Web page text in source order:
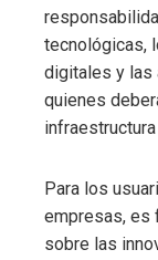
tecnológicas,
digitales y las
quienes
Para los
empresas, es
sobre las